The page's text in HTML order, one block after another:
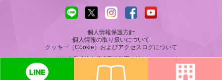
個人情報保護方針
個人情報の取り扱いについて
クッキー（Cookie）およびアクセスログについて
copyright © 学校法人 東京聖徳学園 Allrights reserved.